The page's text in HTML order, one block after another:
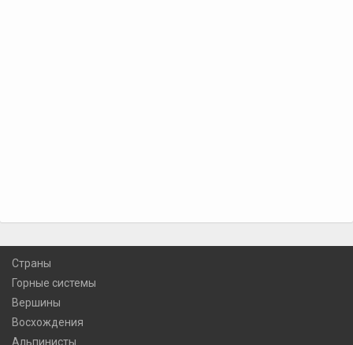
Страны
Горные системы
Вершины
Восхождения
Альпинисты